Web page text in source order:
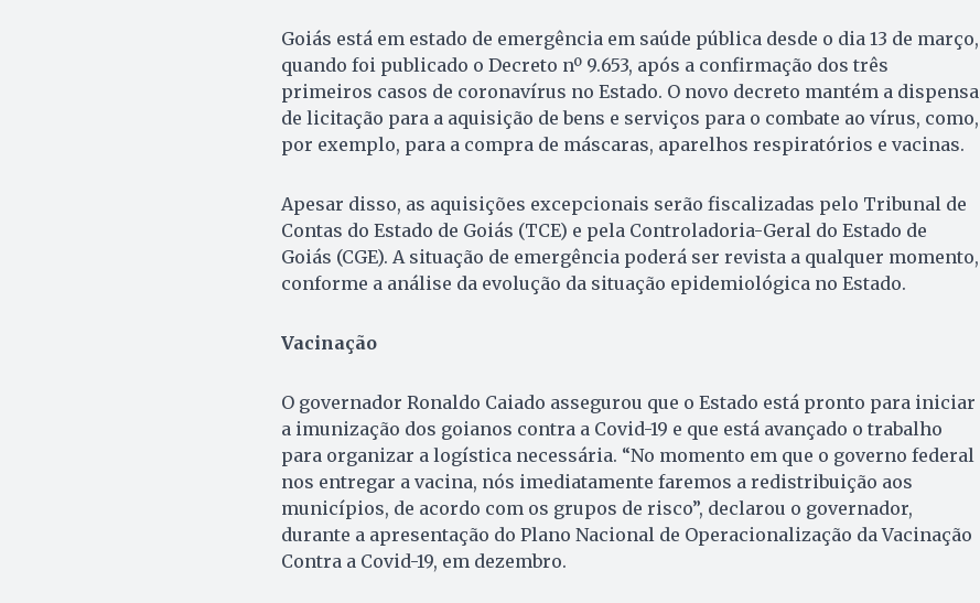
Goiás está em estado de emergência em saúde pública desde o dia 13 de março,
quando foi publicado o Decreto nº 9.653, após a confirmação dos três
primeiros casos de coronavírus no Estado. O novo decreto mantém a dispensa
de licitação para a aquisição de bens e serviços para o combate ao vírus, como,
por exemplo, para a compra de máscaras, aparelhos respiratórios e vacinas.
Apesar disso, as aquisições excepcionais serão fiscalizadas pelo Tribunal de
Contas do Estado de Goiás (TCE) e pela Controladoria-Geral do Estado de
Goiás (CGE). A situação de emergência poderá ser revista a qualquer momento,
conforme a análise da evolução da situação epidemiológica no Estado.
Vacinação
O governador Ronaldo Caiado assegurou que o Estado está pronto para iniciar
a imunização dos goianos contra a Covid-19 e que está avançado o trabalho
para organizar a logística necessária. “No momento em que o governo federal
nos entregar a vacina, nós imediatamente faremos a redistribuição aos
municípios, de acordo com os grupos de risco”, declarou o governador,
durante a apresentação do Plano Nacional de Operacionalização da Vacinação
Contra a Covid-19, em dezembro.